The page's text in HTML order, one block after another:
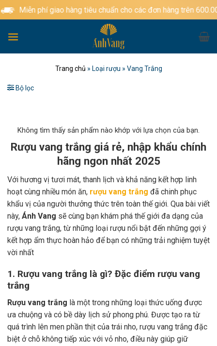
Bỏ
qua
dung
Miễn phí giao hàng tiêu chuẩn cho các đơn hàng trên 600.000đ
Trang chủ » Loại rượu » Vang Trắng
Bộ lọc
Không tìm thấy sản phẩm nào khớp với lựa chọn của bạn.
Rượu vang trắng giá rẻ, nhập khẩu chính
hãng ngon nhất 2025
Với hương vị tươi mát, thanh lịch và khả năng kết hợp linh
hoạt cùng nhiều món ăn, rượu vang trắng đã chinh phục
khẩu vị của người thưởng thức trên toàn thế giới. Qua bài viết
này, Ánh Vang sẽ cùng bạn khám phá thế giới đa dạng của
rượu vang trắng, từ những loại rượu nổi bật đến những gợi ý
kết hợp ẩm thực hoàn hảo để bạn có những trải nghiệm tuyệt
vời nhất
1. Rượu vang trắng là gì? Đặc điểm rượu vang
trắng
Rượu vang trắng là một trong những loại thức uống được
ưa chuộng và có bề dày lịch sử phong phú. Được tạo ra từ
quá trình lên men phần thịt của trái nho, rượu vang trắng đặc
biệt ở chỗ không tiếp xúc với vỏ nho, điều này giúp giữ